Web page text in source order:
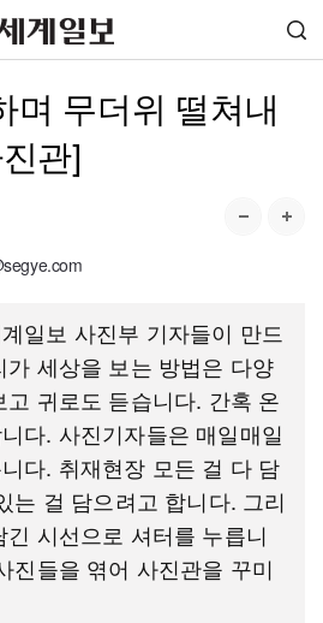
며 무더위 떨쳐내
관]
일보 사진부 기자들이 만드
세상을 보는 방법은 다양
귀로도 듣습니다. 간혹 온
다. 사진기자들은 매일매일
다. 취재현장 모든 걸 다 담
는 걸 담으려고 합니다. 그리
시선으로 셔터를 누릅니
진들을 엮어 사진관을 꾸미